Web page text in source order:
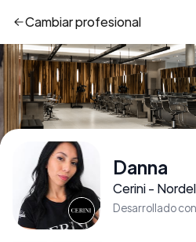
Cambiarprofesional
Danna
Cerini -
Desarrollado